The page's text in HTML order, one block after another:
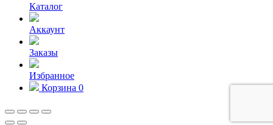
Каталог
Аккаунт
Заказы
Избранное
Корзина 0